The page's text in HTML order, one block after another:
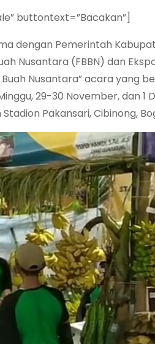
buttontext=”Bacakan”]
dengan Pemerintah
Nusantara (FBBN) dan
Nusantara” acara yang
29-30 November, dan 1
Pakansari, Cibinong,